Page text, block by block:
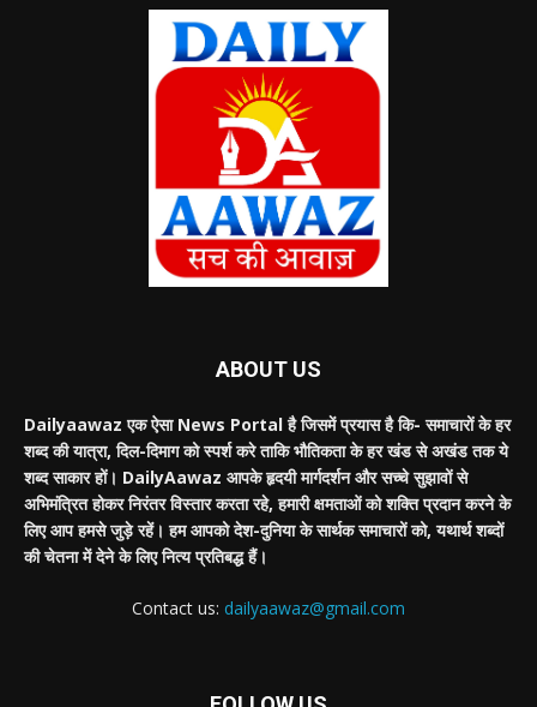
ABOUT US
Dailyaawaz एक ऐसा News Portal है जिसमें प्रयास है कि- समाचारों के हर
शब्द की यात्रा, दिल-दिमाग को स्पर्श करे ताकि भौतिकता के हर खंड से अखंड तक ये
शब्द साकार हों। DailyAawaz आपके हृदयी मार्गदर्शन और सच्चे सुझावों से
अभिमंत्रित होकर निरंतर विस्तार करता रहे, हमारी क्षमताओं को शक्ति प्रदान करने के
लिए आप हमसे जुड़े रहें। हम आपको देश-दुनिया के सार्थक समाचारों को, यथार्थ शब्दों
की चेतना में देने के लिए नित्य प्रतिबद्ध हैं।
Contact us: dailyaawaz@gmail.com